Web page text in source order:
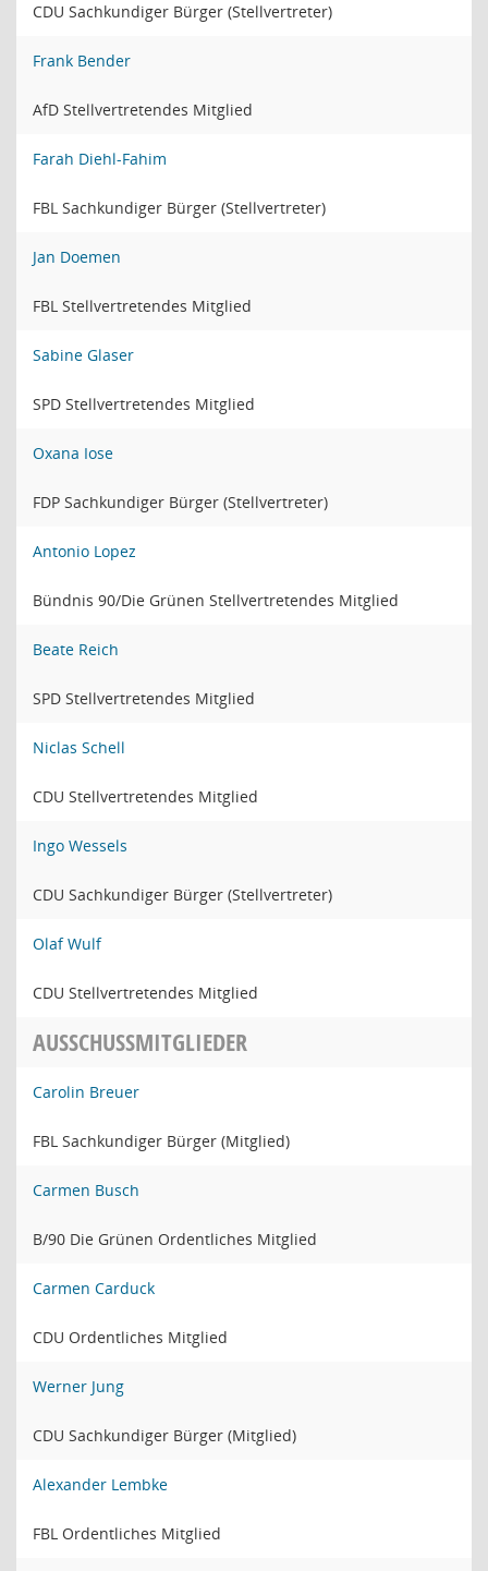
CDU Sachkundiger Bürger (Stellvertreter)
Frank Bender
AfD Stellvertretendes Mitglied
Farah Diehl-Fahim
FBL Sachkundiger Bürger (Stellvertreter)
Jan Doemen
FBL Stellvertretendes Mitglied
Sabine Glaser
SPD Stellvertretendes Mitglied
Oxana Iose
FDP Sachkundiger Bürger (Stellvertreter)
Antonio Lopez
Bündnis 90/Die Grünen Stellvertretendes Mitglied
Beate Reich
SPD Stellvertretendes Mitglied
Niclas Schell
CDU Stellvertretendes Mitglied
Ingo Wessels
CDU Sachkundiger Bürger (Stellvertreter)
Olaf Wulf
CDU Stellvertretendes Mitglied
AUSSCHUSSMITGLIEDER
Carolin Breuer
FBL Sachkundiger Bürger (Mitglied)
Carmen Busch
B/90 Die Grünen Ordentliches Mitglied
Carmen Carduck
CDU Ordentliches Mitglied
Werner Jung
CDU Sachkundiger Bürger (Mitglied)
Alexander Lembke
FBL Ordentliches Mitglied